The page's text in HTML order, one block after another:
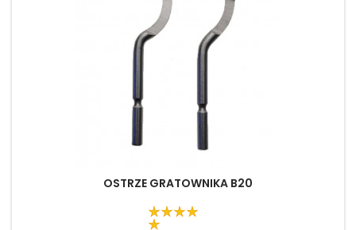
OSTRZE GRATOWNIKA B20